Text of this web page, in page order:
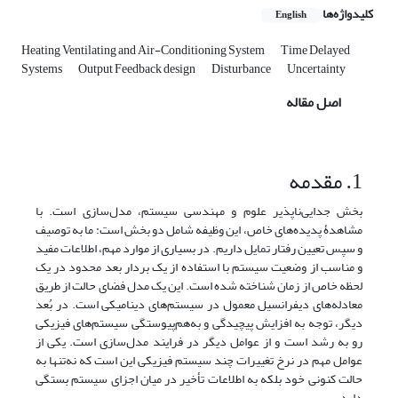
کلیدواژه‌ها English
Heating Ventilating and Air-Conditioning System Time Delayed
Systems Output Feedback design Disturbance Uncertainty
اصل مقاله
1. مقدمه
بخش جدایی‌ناپذیر علوم و مهندسی سیستم، مدل‌سازی است. با
مشاهدۀ پدیده‌های خاص، این وظیفه شامل دو بخش است: ما به توصیف
و سپس تعیین رفتار تمایل داریم. در بسیاری از موارد مهم، اطلاعات مفید
و مناسب از وضعیت سیستم با استفاده از یک بردار بعد محدود در یک
لحظه خاص از زمان شناخته شده است. این یک مدل فضای حالت از طریق
معادله‌های دیفرانسیل معمول در سیستم‌های دینامیکی است. در بُعد
دیگر، توجه به افزایش پیچیدگی و به‌هم‌پیوستگی سیستم‌های فیزیکی
رو به رشد است و از عوامل دیگر در فرایند مدل‌سازی است. یکی از
عوامل مهم در نرخ تغییرات چند سیستم فیزیکی این است که نه‌تنها به
حالت کنونی خود بلکه به اطلاعات تأخیر در میان اجزای سیستم بستگی